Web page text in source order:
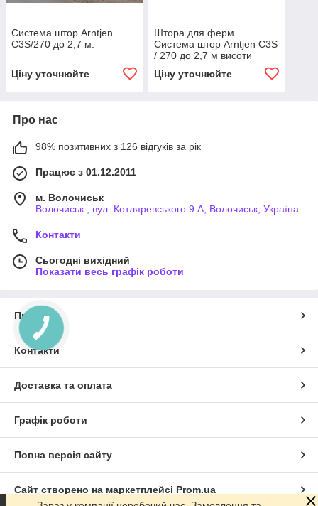
Система штор Arntjen
C3S/270 до 2,7 м.
Ціну уточнюйте
Штора для ферм.
Система штор Arntjen C3S
/ 270 до 2,7 м висоти
Ціну уточнюйте
Про нас
98% позитивних з 126 відгуків за рік
Працює з 01.12.2011
м. Волочиськ
Волочиськ , вул. Котляревського 9 А, Волочиськ, Україна
Контакти
Сьогодні вихідний
Показати весь графік роботи
Про нас
Контакти
Доставка та оплата
Графік роботи
Повна версія сайту
Сайт створено на маркетплейсі Prom.ua